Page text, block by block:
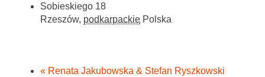
Sobieskiego 18
Rzeszów, podkarpackie Polska
« Renata Jakubowska & Stefan Ryszkowski